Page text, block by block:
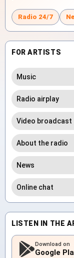
Radio 24/7
FOR ARTISTS
Music
Radio airplay
Video broadcast
About the radio
News
Online chat
LISTEN IN THE
Download on
Google